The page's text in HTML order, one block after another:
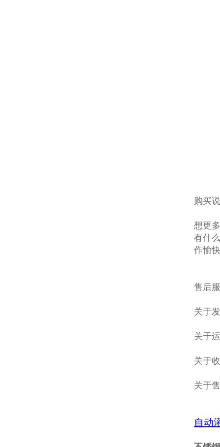
购买
想更
有什
作愉
售后
关于
关于
关于
关于
自动